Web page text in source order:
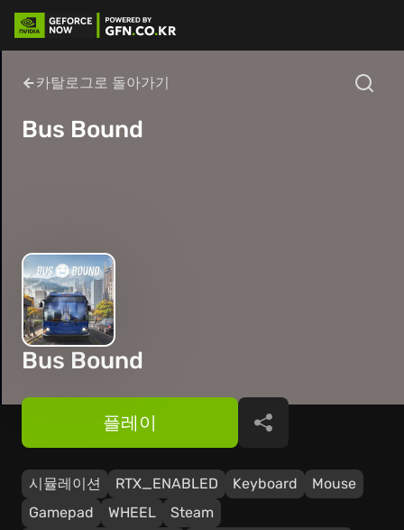
카탈로그로 돌아가기
Bus Bound
Bus Bound
시뮬레이션 RTX_ENABLED Keyboard
Mouse
Gamepad
WHEEL
Steam
플레이 공유